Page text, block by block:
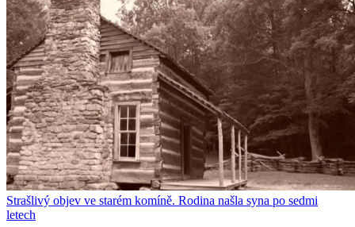
Strašlivý objev ve starém komíně. Rodina našla syna po sedmi
letech